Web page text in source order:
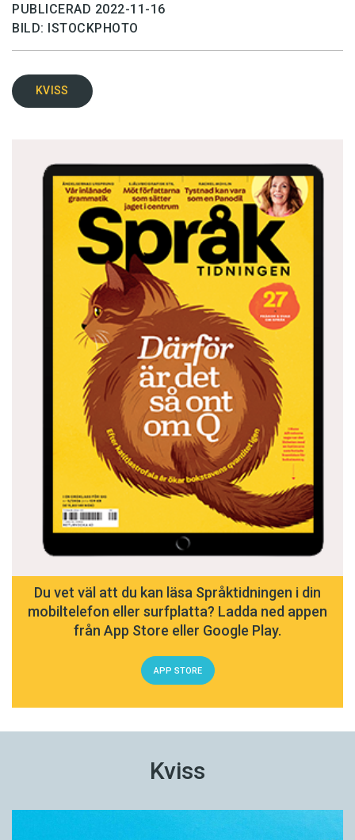
PUBLICERAD 2022-11-16
BILD: ISTOCKPHOTO
KVISS
Du vet väl att du kan läsa Språktidningen i din
mobiltelefon eller surfplatta? Ladda ned appen
från App Store eller Google Play.
APP STORE
Kviss